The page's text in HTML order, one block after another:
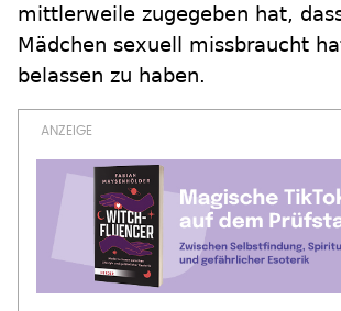
mittlerweile zugegeben hat,
Mädchen sexuell missbraucht
belassen zu haben.